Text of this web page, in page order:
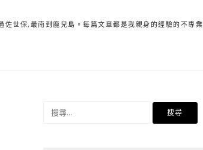
世保,最南到鹿兒島。每篇文章都是我親身的經驗的不專業